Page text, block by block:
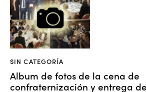
SIN CATEGORÍA
Album de fotos de la cena de
confraternización y entrega